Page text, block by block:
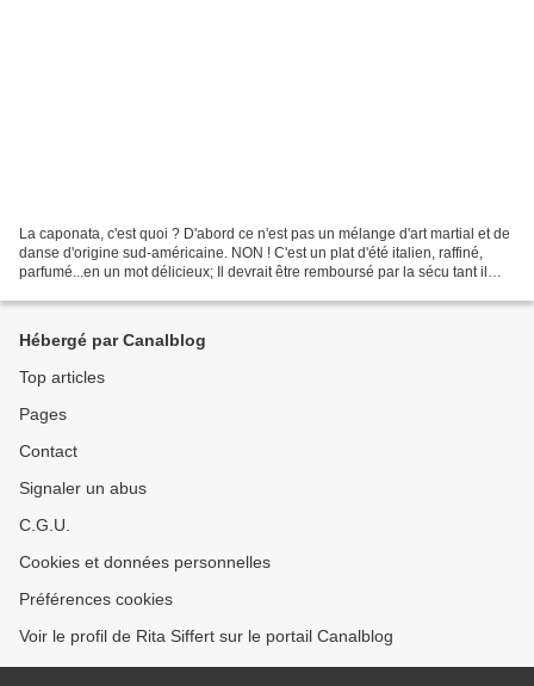
La caponata, c'est quoi ? D'abord ce n'est pas un mélange d'art martial et de
danse d'origine sud-américaine. NON ! C'est un plat d'été italien, raffiné,
parfumé...en un mot délicieux; Il devrait être remboursé par la sécu tant il
Hébergé par Canalblog
Top articles
Pages
Contact
Signaler un abus
C.G.U.
Cookies et données personnelles
Préférences cookies
Voir le profil de Rita Siffert sur le portail Canalblog